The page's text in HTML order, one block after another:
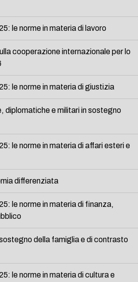
le norme in materia di lavoro
cooperazione internazionale per lo
le norme in materia di giustizia
diplomatiche e militari in sostegno
le norme in materia di affari esteri e
differenziata
le norme in materia di finanza,
della famiglia e di contrasto
le norme in materia di cultura e